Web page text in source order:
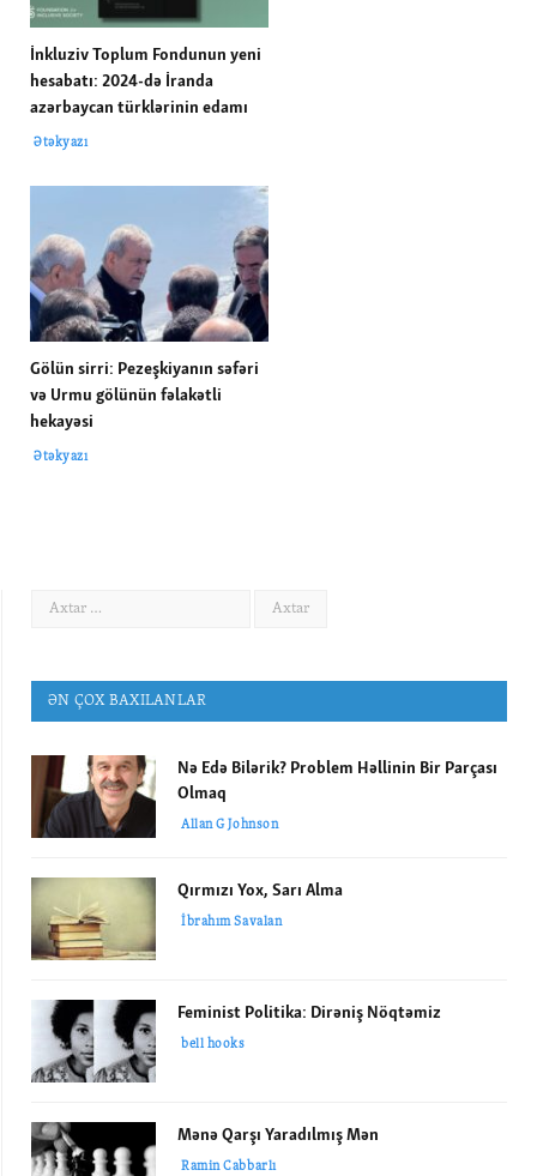
İnkluziv Toplum Fondunun yeni
hesabatı: 2024-də İranda
azərbaycan türklərinin edamı
Ətəkyazı
Gölün sirri: Pezeşkiyanın səfəri
və Urmu gölünün fəlakətli
hekayəsi
Ətəkyazı
ƏN ÇOX BAXILANLAR
Nə Edə Bilərik? Problem Həllinin Bir Parçası
Olmaq
Allan G Johnson
Qırmızı Yox, Sarı Alma
İbrahım Savalan
Feminist Politika: Dirəniş Nöqtəmiz
bell hooks
Mənə Qarşı Yaradılmış Mən
Ramin Cabbarlı